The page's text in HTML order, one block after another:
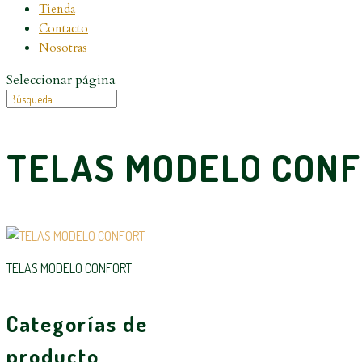
Tienda
Contacto
Nosotras
Seleccionar página
TELAS MODELO
TELAS MODELO CONFORT
Categorías de
producto